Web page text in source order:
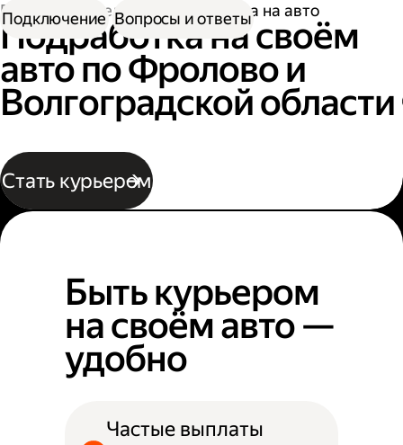
Работа водителем Подработка на авто
Подработка на своём
авто по Фролово и
Волгоградской области
Стать курьером
Подключение Вопросы и ответы
Быть курьером
на своём авто —
удобно
Частые выплаты